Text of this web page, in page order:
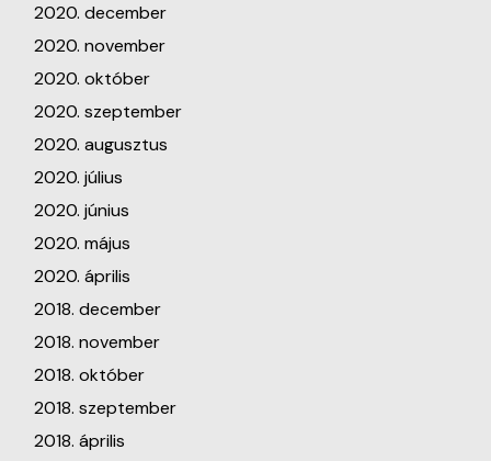
2020. december
2020. november
2020. október
2020. szeptember
2020. augusztus
2020. július
2020. június
2020. május
2020. április
2018. december
2018. november
2018. október
2018. szeptember
2018. április